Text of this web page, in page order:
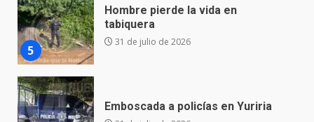
6
Emboscada a policías en Yuriria
Envía Gobierno de la Gente más
de 77 mil